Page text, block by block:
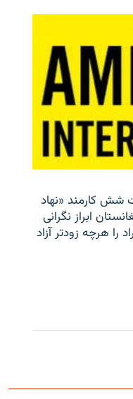
شش کارمند «نهاد
ابراز نگرانی
را هرچه زودتر آزاد